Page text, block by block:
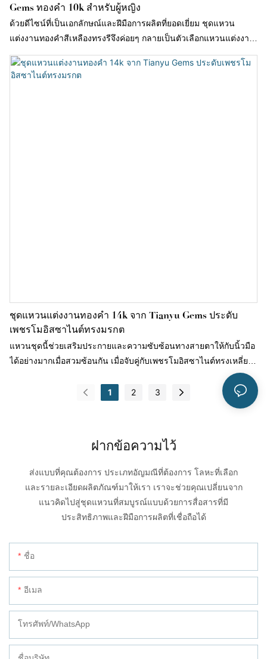
Gems ทองคำ 10k สำหรับผู้หญิง
ด้วยดีไซน์ที่เป็นเอกลักษณ์และฝีมือการผลิตที่ยอดเยี่ยม ชุดแหวน
แต่งงานทองคำสีเหลืองทรงรีจึงค่อยๆ กลายเป็นตัวเลือกแหวนแต่งงาน
ในฝันของคู่รักหลายๆ คู่ ไม่เพียงแต่ตอบสนองความต้องการเฉพาะตัว
ของคู่รักยุคใหม่เท่านั้น แต่ยังสะท้อนให้เห็นถึงความเอาใจใส่ดูแลอีก
ชุดแหวนแต่งงานทองคำ 14k จาก Tianyu Gems ประดับ
เพชรโมอิสซาไนต์ทรงมรกต
แหวนชุดนี้ช่วยเสริมประกายและความซับซ้อนทางสายตาให้กับนิ้วมือ
ได้อย่างมากเมื่อสวมซ้อนกัน เมื่อจับคู่กับเพชรโมอิสซาไนต์ทรงเหลี่ยม
มรกต การสวมซ้อนกันจะสร้างเอฟเฟกต์ "1+1>2" ทำให้ลุคโดยรวม
ดูหรูหรา มีมิติ และทันสมัยยิ่งขึ้น ช่วยยกระดับความหรูหราของชุด
1 2 3
ฝากข้อความไว้
ส่งแบบที่คุณต้องการ ประเภทอัญมณีที่ต้องการ โลหะที่เลือก
และรายละเอียดผลิตภัณฑ์มาให้เรา เราจะช่วยคุณเปลี่ยนจาก
แนวคิดไปสู่ชุดแหวนที่สมบูรณ์แบบด้วยการสื่อสารที่มี
ประสิทธิภาพและฝีมือการผลิตที่เชื่อถือได้
ชื่อ
อีเมล
โทรศัพท์/WhatsApp